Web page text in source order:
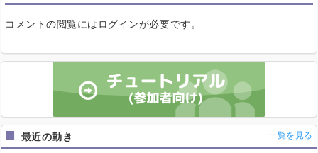
コメントの閲覧にはログインが必要です。
最近の動き 一覧を見る